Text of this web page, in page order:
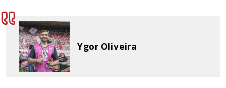
Ygor Oliveira